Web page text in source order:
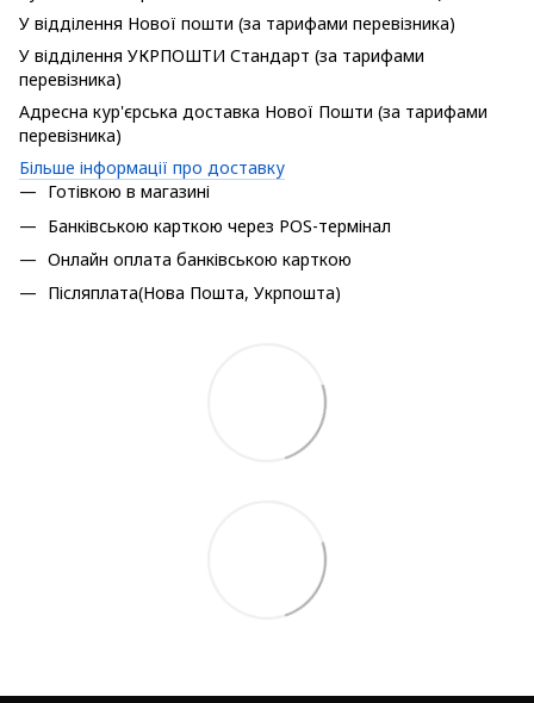
У відділення Нової пошти (за тарифами перевізника)
У відділення УКРПОШТИ Стандарт (за тарифами
перевізника)
Адресна кур'єрська доставка Нової Пошти (за тарифами
перевізника)
Більше інформації про доставку
Готівкою в магазині
Банківською карткою через POS-термінал
Онлайн оплата банківською карткою
Післяплата(Нова Пошта, Укрпошта)